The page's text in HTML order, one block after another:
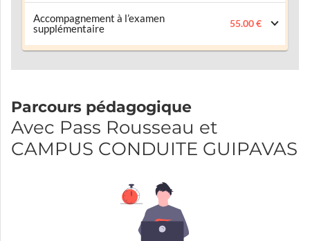
Accompagnement à l’examen
supplémentaire
55.00 €
Parcours pédagogique
Avec Pass Rousseau et
CAMPUS CONDUITE GUIPAVAS